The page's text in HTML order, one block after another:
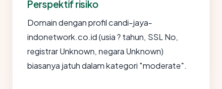
Perspektif risiko
Domain dengan profil candi-jaya-
indonetwork.co.id (usia ? tahun, SSL No,
registrar Unknown, negara Unknown)
biasanya jatuh dalam kategori "moderate".